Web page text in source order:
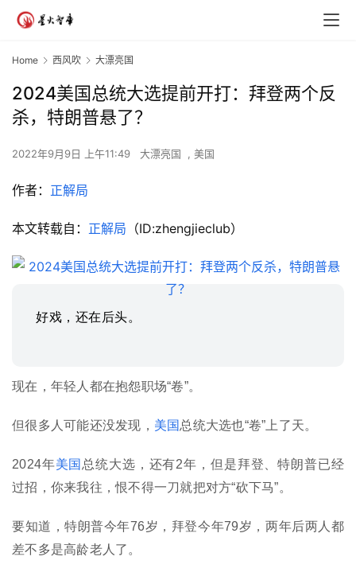
Home 西风吹 大漂亮国
2024美国总统大选提前开打：拜登两个反
杀，特朗普悬了？
2022年9月9日 上午11:49 大漂亮国 , 美国
作者： 正解局
本文转载自： 正解局 （ID:zhengjieclub）
好戏，还在后头。
现在，年轻人都在抱怨职场“卷”。
但很多人可能还没发现， 美国 总统大选也“卷”上了天。
2024年美国 总统大选，还有2年，但是拜登、特朗普已经
过招，你来我往，恨不得一刀就把对方“砍下马”。
要知道，特朗普今年76岁，拜登今年79岁，两年后两人都
差不多是高龄老人了。